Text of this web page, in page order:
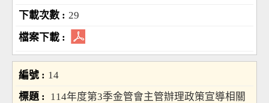
29
14
114年度第3季金管會主管辦理政策宣導相關